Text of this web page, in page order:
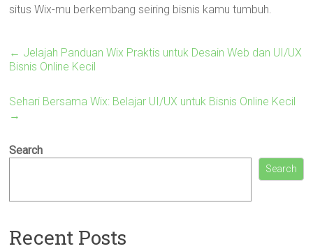
situs Wix-mu berkembang seiring bisnis kamu tumbuh.
← Jelajah Panduan Wix Praktis untuk Desain Web dan UI/UX
Bisnis Online Kecil
Sehari Bersama Wix: Belajar UI/UX untuk Bisnis Online Kecil
→
Search
Search
Recent Posts